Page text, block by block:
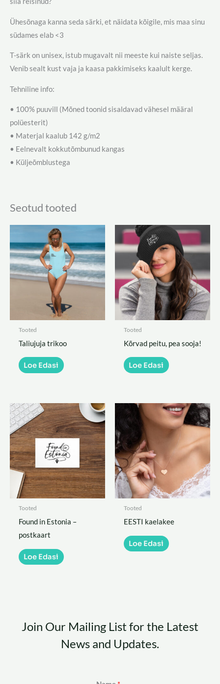
Ühesõnaga kanna seda särki, et näidata kõigile, mis maa sinu
südames elab <3
T-särk on unisex, istub mugavalt nii meeste kui naiste seljas.
Venib sealt kust vaja ja kaasa pakkimiseks kaalult kerge.
Tehniline info:
• 100% puuvill (Mõned toonid sisaldavad vähesel määral
polüesterit)
• Materjal kaalub 142 g/m2
• Eelnevalt kokkutõmbunud kangas
• Küljeõmblustega
Seotud tooted
Tooted
Taliujuja trikoo
Loe Edasi
Tooted
Kõrvad peitu, pea sooja!
Loe Edasi
Tooted
Found in Estonia –
postkaart
Loe Edasi
Tooted
EESTI kaelakee
Loe Edasi
Join Our Mailing List for the Latest
News and Updates.